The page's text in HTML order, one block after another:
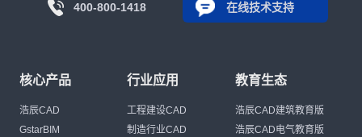
400-800-1418 在线技术支持
核心产品
浩辰CAD
GstarBIM
行业应用
工程建设CAD
制造行业CAD
教育生态
浩辰CAD建筑教育版
浩辰CAD电气教育版